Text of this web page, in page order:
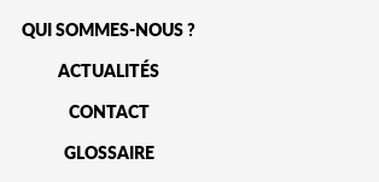
QUI SOMMES-NOUS ?
ACTUALITÉS
CONTACT
GLOSSAIRE